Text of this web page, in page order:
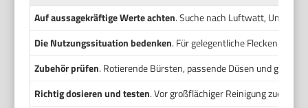
Auf aussagekräftige Werte achten. Suche nach Luftwatt,
Die Nutzungssituation bedenken. Für gelegentliche Flecken
Zubehör prüfen. Rotierende Bürsten, passende Düsen und gute
Richtig dosieren und testen. Vor großflächiger Reinigung zuerst